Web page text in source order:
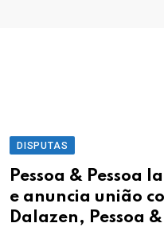
DISPUTAS
Pessoa & Pessoa
e anuncia união
Dalazen, Pessoa